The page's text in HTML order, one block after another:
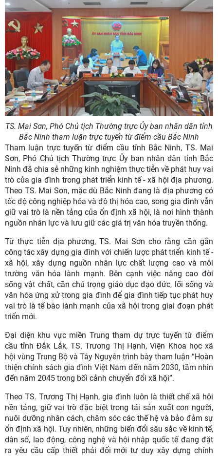
TS. Mai Sơn, Phó Chủ tịch Thường trực Ủy ban nhân dân tỉnh
Bắc Ninh tham luận trực tuyến từ điểm cầu Bắc Ninh
Tham luận trực tuyến từ điểm cầu tỉnh Bắc Ninh, TS. Mai
Sơn, Phó Chủ tịch Thường trực Ủy ban nhân dân tỉnh Bắc
Ninh đã chia sẻ những kinh nghiệm thực tiễn về phát huy vai
trò của gia đình trong phát triển kinh tế - xã hội địa phương.
Theo TS. Mai Sơn, mặc dù Bắc Ninh đang là địa phương có
tốc độ công nghiệp hóa và đô thị hóa cao, song gia đình vẫn
giữ vai trò là nền tảng của ổn định xã hội, là nơi hình thành
nguồn nhân lực và lưu giữ các giá trị văn hóa truyền thống.
Từ thực tiễn địa phương, TS. Mai Sơn cho rằng cần gắn
công tác xây dựng gia đình với chiến lược phát triển kinh tế -
xã hội, xây dựng nguồn nhân lực chất lượng cao và môi
trường văn hóa lành mạnh. Bên cạnh việc nâng cao đời
sống vật chất, cần chú trọng giáo dục đạo đức, lối sống và
văn hóa ứng xử trong gia đình để gia đình tiếp tục phát huy
vai trò là tế bào lành mạnh của xã hội trong giai đoạn phát
triển mới.
Đại diện khu vực miền Trung tham dự trực tuyến từ điểm
cầu tỉnh Đắk Lắk, TS. Trương Thị Hạnh, Viện Khoa học xã
hội vùng Trung Bộ và Tây Nguyên trình bày tham luận “Hoàn
thiện chính sách gia đình Việt Nam đến năm 2030, tầm nhìn
đến năm 2045 trong bối cảnh chuyển đổi xã hội”.
Theo TS. Trương Thị Hạnh, gia đình luôn là thiết chế xã hội
nền tảng, giữ vai trò đặc biệt trong tái sản xuất con người,
nuôi dưỡng nhân cách, chăm sóc các thế hệ và bảo đảm sự
ổn định xã hội. Tuy nhiên, những biến đổi sâu sắc về kinh tế,
dân số, lao động, công nghệ và hội nhập quốc tế đang đặt
ra yêu cầu cấp thiết phải đổi mới tư duy xây dựng chính